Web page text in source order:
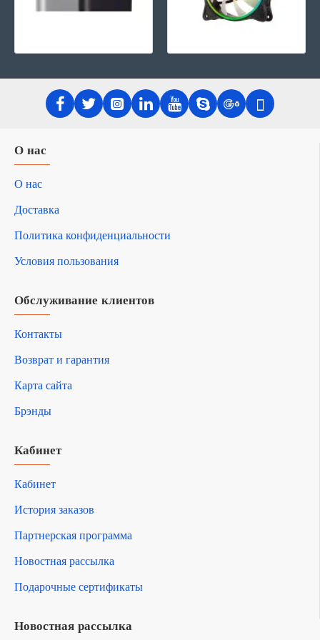
О нас
О нас
Доставка
Политика конфиденциальности
Условия пользования
Обслуживание клиентов
Контакты
Возврат и гарантия
Карта сайта
Брэнды
Кабинет
Кабинет
История заказов
Партнерская программа
Новостная рассылка
Подарочные сертификаты
Новостная рассылка